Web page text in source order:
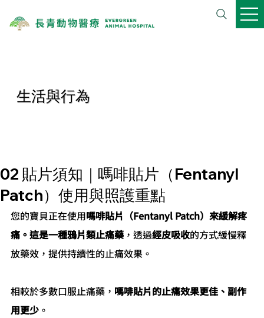
生活與行為
02 貼片須知｜嗎啡貼片（Fentanyl
Patch）使用與照護重點
您的寶貝正在使用嗎啡貼片（Fentanyl Patch）來緩解疼
痛。這是一種鴉片類止痛藥 ，透過經皮吸收的方式緩慢釋
放藥效，提供持續性的止痛效果。
相較於多數口服止痛藥， 嗎啡貼片的止痛效果更佳、副作
用更少 。